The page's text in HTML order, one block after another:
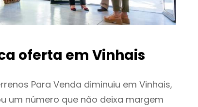
oferta em Vinhais
Para Venda diminuiu em Vinhais,
um número que não deixa margem